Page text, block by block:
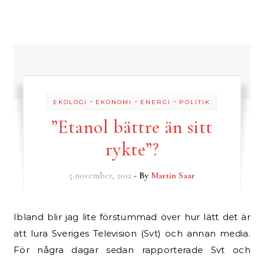
EKOLOGI - EKONOMI - ENERGI - POLITIK
”Etanol bättre än sitt
rykte”?
5 november, 2012 - By Martin Saar
Ibland blir jag lite förstummad över hur lätt det är
att lura Sveriges Television (Svt) och annan media.
För några dagar sedan rapporterade Svt och